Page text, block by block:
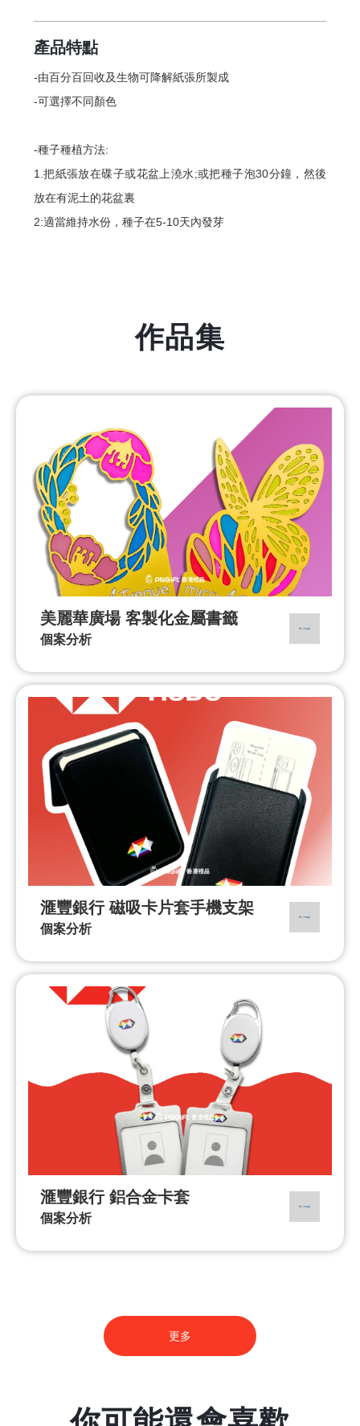
產品特點
-由百分百回收及生物可降解紙張所製成
-可選擇不同顏色
-種子種植方法:
1.把紙張放在碟子或花盆上澆水;或把種子泡30分鐘，然後
放在有泥土的花盆裏
2:適當維持水份，種子在5-10天內發芽
作品集
美麗華廣場 客製化金屬書籤
個案分析
滙豐銀行 磁吸卡片套手機支架
個案分析
滙豐銀行 鋁合金卡套
個案分析
更多